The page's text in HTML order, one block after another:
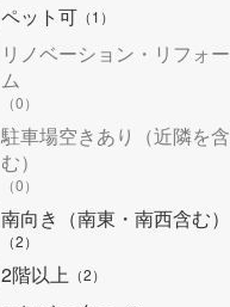
ペット可 （1 ）
リノベーション・リフォー
ム
（0）
駐車場空きあり（近隣を含
む）
（0）
南向き（南東・南西含む）
（2）
2階以上 （2）